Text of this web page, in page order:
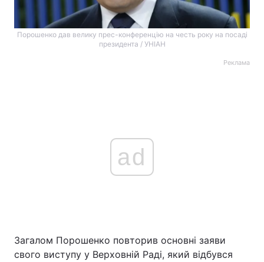
Порошенко дав велику прес-конференцію на честь року на посаді
президента / УНІАН
Реклама
ad
Загалом Порошенко повторив основні заяви
свого виступу у Верховній Раді, який відбувся